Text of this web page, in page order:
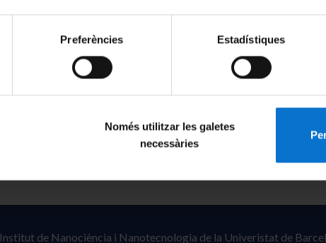
Preferències Estadístiques
Només utilitzar les galetes
necessàries
Institut de Nanociència i Nanotecnologia de la Univeristat de